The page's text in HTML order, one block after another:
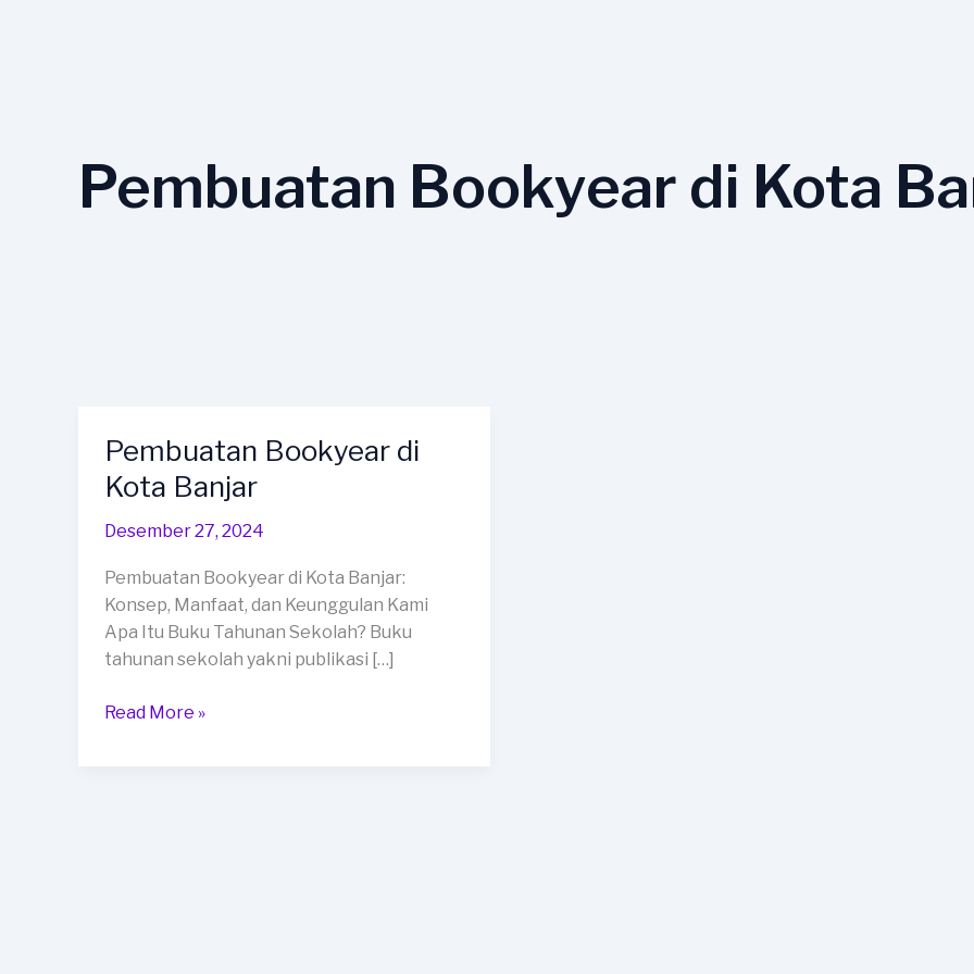
Pembuatan Bookyear di Kota
Pembuatan Bookyear di
Kota Banjar
Desember 27, 2024
Pembuatan Bookyear di Kota Banjar:
Konsep, Manfaat, dan Keunggulan Kami
Apa Itu Buku Tahunan Sekolah? Buku
tahunan sekolah yakni publikasi […]
Pembuatan
Bookyear
di
Kota
Read More »